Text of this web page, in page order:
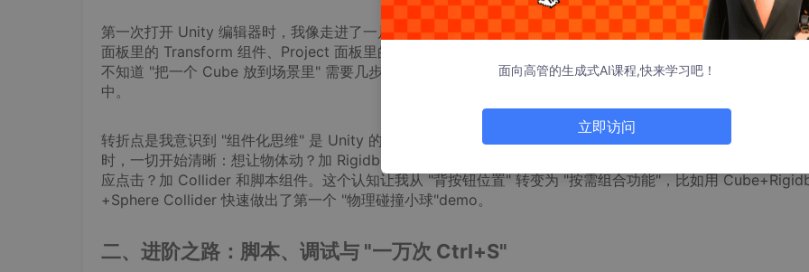
第一次打开 Unity 编辑器时，我像走进了一片陌生的 "按钮森林"——Hierarchy 面板里的 GameObject、
面板里的 Transform 组件、Project 面板里的资源文件夹…… 密密麻麻的按钮和参数让我瞬间陷入迷茫。当时
不知道 "把一个 Cube 放到场景里" 需要几步，对着教程视频反复操作了 3 遍才成功让蓝色立方体出现在 Game
中。
转折点是我意识到 "组件化思维" 是 Unity 的核心。当我理解 "每个 GameObject 都是空容器，组件赋予它功能"
时，一切开始清晰：想让物体动？加 Rigidbody 组件；想让物体显示图片？加 Sprite Renderer 组件；想让物
应点击？加 Collider 和脚本组件。这个认知让我从 "背按钮位置" 转变为 "按需组合功能"，比如用
+Sphere Collider 快速做出了第一个 "物理碰撞小球"demo。
二、进阶之路：脚本、调试与 "一万次 Ctrl+S"
面向高管的生成式AI课程,快来学习吧！
立即访问